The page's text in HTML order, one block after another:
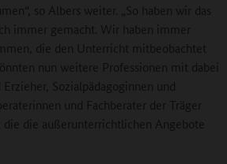
so Albers weiter. „So haben wir das
immer gemacht. Wir haben immer
die den Unterricht mitbeobachtet
nun weitere Professionen mit dabei
Erzieher, Sozialpädagoginnen und
und Fachberater der Träger
die die außerunterrichtlichen Angebote